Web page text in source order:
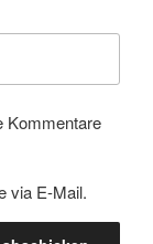
Kommentare
via E-Mail.